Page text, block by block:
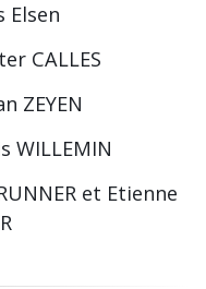
Elsen
CALLES
ZEYEN
WILLEMIN
et Etienne